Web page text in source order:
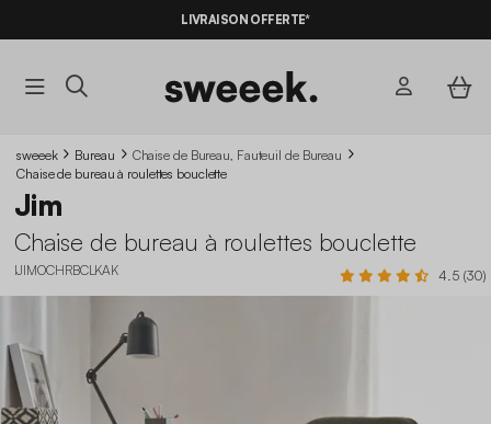
LIVRAISON OFFERTE*
sweeek Bureau
Chaise de Bureau, Fauteuil de Bureau
Chaise de bureau à roulettes bouclette
Jim
Chaise de bureau à roulettes bouclette
IJIMOCHRBCLKAK 4.5 (30)